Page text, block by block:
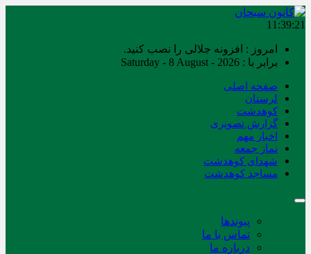
11:39:22
امروز : افزونه جلالی را نصب کنید.
برابر با : Saturday - 8 August - 2026
صفحه اصلی
لرستان
کوهدشت
گزارش تصویری
اخبار مهم
نماز جمعه
شهدای کوهدشت
مساجد کوهدشت
پیوندها
تماس با ما
درباره ما